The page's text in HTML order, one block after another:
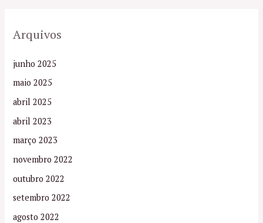
Arquivos
junho 2025
maio 2025
abril 2025
abril 2023
março 2023
novembro 2022
outubro 2022
setembro 2022
agosto 2022